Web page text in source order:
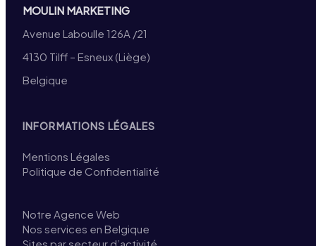
MOULIN MARKETING
Avenue Laboulle 126A /21
4130 Tilff – Esneux (Liège)
Belgique
INFORMATIONS LÉGALES
Mentions Légales
Politique de Confidentialité
Notre Agence Web
Nos services en Belgique